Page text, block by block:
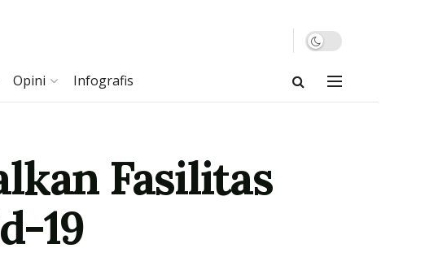
Opini Infografis
Fasilitas
19